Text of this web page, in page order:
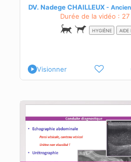
DV. Nadege CHAILLEUX
Durée de la vidéo : 27
HYGIÈNE AIDE
Visionner